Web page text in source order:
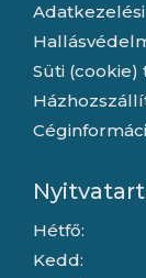
Süti (cookie)
Hétfő:
Kedd: